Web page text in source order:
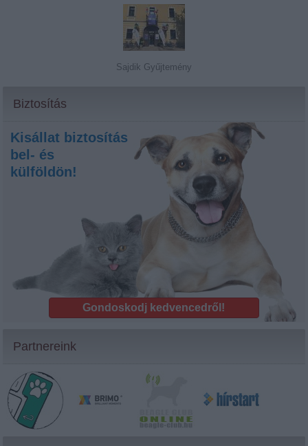
Sajdik Gyűjtemény
Biztosítás
Kisállat biztosítás
bel- és
külföldön!
Gondoskodj kedvencedről!
Partnereink